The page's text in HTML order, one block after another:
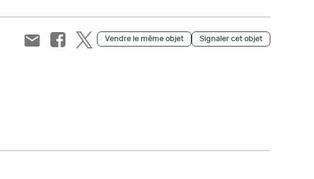
Vendre le même objet Signaler cet objet